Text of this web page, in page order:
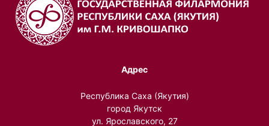
Адрес
Республика Саха (Якутия)
город Якутск
ул. Ярославского, 27